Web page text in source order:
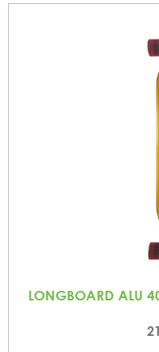
LONGBOARD ALU